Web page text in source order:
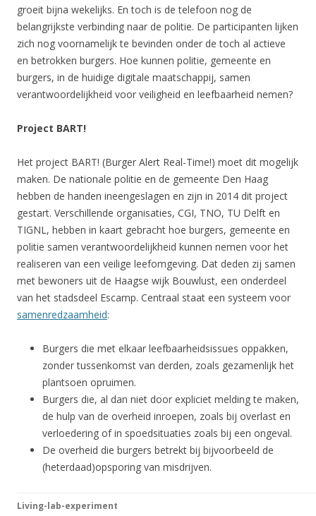
groeit bijna wekelijks. En toch is de telefoon nog de
belangrijkste verbinding naar de politie. De participanten lijken
zich nog voornamelijk te bevinden onder de toch al actieve
en betrokken burgers. Hoe kunnen politie, gemeente en
burgers, in de huidige digitale maatschappij, samen
verantwoordelijkheid voor veiligheid en leefbaarheid nemen?
Project BART!
Het project BART! (Burger Alert Real-Time!) moet dit mogelijk
maken. De nationale politie en de gemeente Den Haag
hebben de handen ineengeslagen en zijn in 2014 dit project
gestart. Verschillende organisaties, CGI, TNO, TU Delft en
TIGNL, hebben in kaart gebracht hoe burgers, gemeente en
politie samen verantwoordelijkheid kunnen nemen voor het
realiseren van een veilige leefomgeving. Dat deden zij samen
met bewoners uit de Haagse wijk Bouwlust, een onderdeel
van het stadsdeel Escamp. Centraal staat een systeem voor
samenredzaamheid:
Burgers die met elkaar leefbaarheidsissues oppakken,
zonder tussenkomst van derden, zoals gezamenlijk het
plantsoen opruimen.
Burgers die, al dan niet door expliciet melding te maken,
de hulp van de overheid inroepen, zoals bij overlast en
verloedering of in spoedsituaties zoals bij een ongeval.
De overheid die burgers betrekt bij bijvoorbeeld de
(heterdaad)opsporing van misdrijven.
Living-lab-experiment